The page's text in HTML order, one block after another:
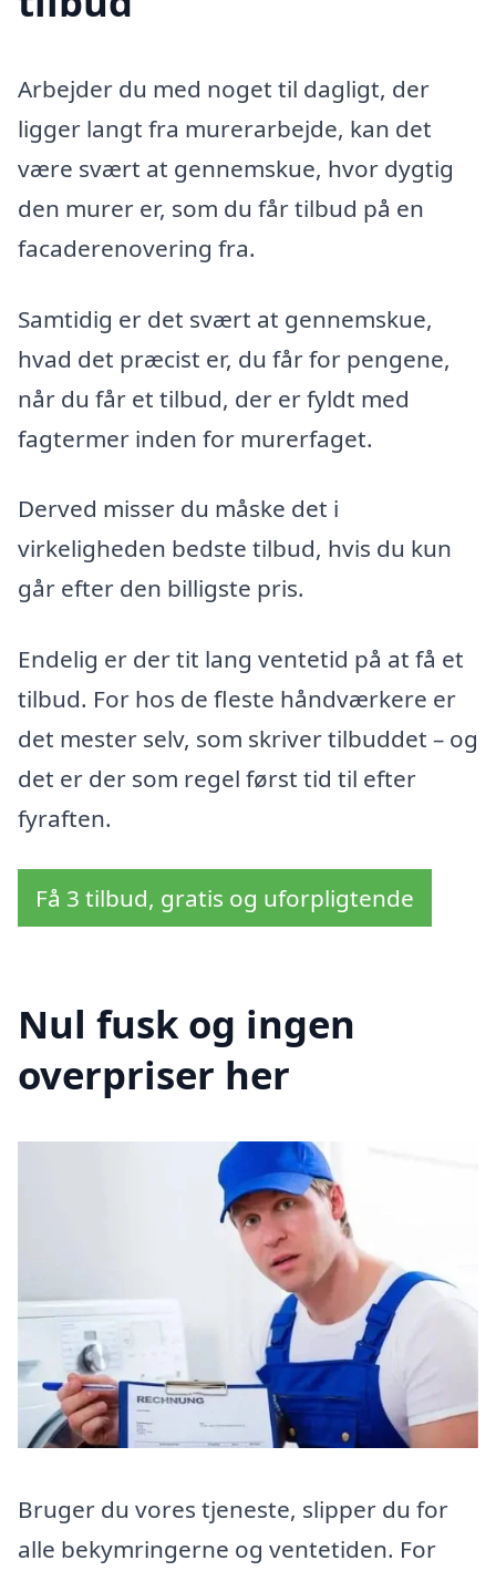
Arbejder du med noget til dagligt, der
ligger langt fra murerarbejde, kan det
være svært at gennemskue, hvor dygtig
den murer er, som du får tilbud på en
facaderenovering fra.
Samtidig er det svært at gennemskue,
hvad det præcist er, du får for pengene,
når du får et tilbud, der er fyldt med
fagtermer inden for murerfaget.
Derved misser du måske det i
virkeligheden bedste tilbud, hvis du kun
går efter den billigste pris.
Endelig er der tit lang ventetid på at få et
tilbud. For hos de fleste håndværkere er
det mester selv, som skriver tilbuddet – og
det er der som regel først tid til efter
fyraften.
Få 3 tilbud, gratis og uforpligtende
Nul fusk og ingen
overpriser her
Bruger du vores tjeneste, slipper du for
alle bekymringerne og ventetiden. For